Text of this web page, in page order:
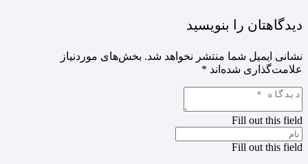
دیدگاهتان را بنویسید
نشانی ایمیل شما منتشر نخواهد شد. بخش‌های موردنیاز
علامت‌گذاری شده‌اند *
Fill out this field
Fill out this field